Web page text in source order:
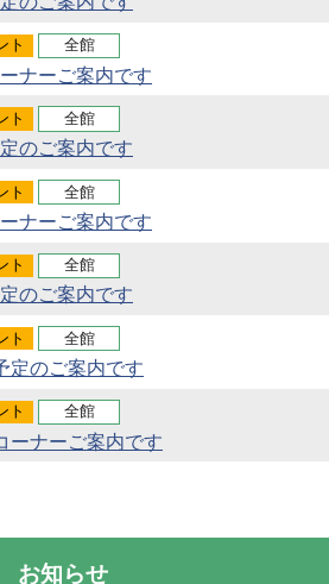
ト 全館
ナーご案内です
ト 全館
のご案内です
ト 全館
ナーご案内です
ト 全館
のご案内です
ト 全館
定のご案内です
ト 全館
ーナーご案内です
お知らせ